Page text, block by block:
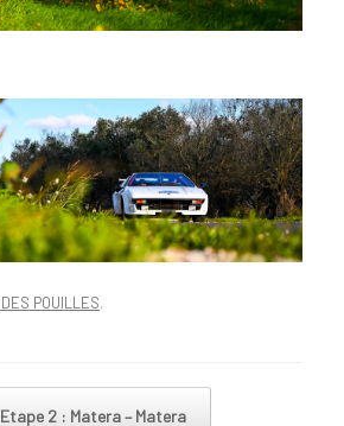
POUILLES.
Etape 2 : Matera – Matera